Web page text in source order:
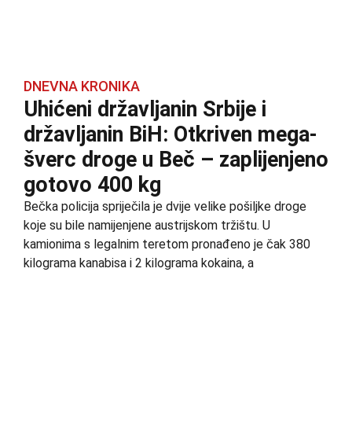
DNEVNA KRONIKA
Uhićeni državljanin Srbije i
državljanin BiH: Otkriven mega-
šverc droge u Beč – zaplijenjeno
gotovo 400 kg
Bečka policija spriječila je dvije velike pošiljke droge
koje su bile namijenjene austrijskom tržištu. U
kamionima s legalnim teretom pronađeno je čak 380
kilograma kanabisa i 2 kilograma kokaina, a